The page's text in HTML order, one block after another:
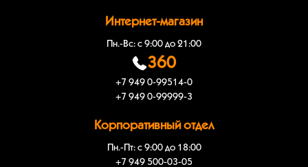
Интернет-магазин
Пн.-Вс: с 9:00 до 21:00
360
+7 949 0-99514-0
+7 949 0-99999-3
Корпоративный отдел
Пн.-Пт: с 9:00 до 18:00
+7 949 500-03-05